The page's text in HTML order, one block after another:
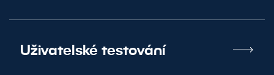
Uživatelské testování